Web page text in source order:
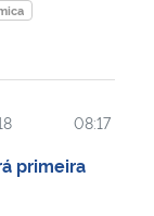
08:17
primeira